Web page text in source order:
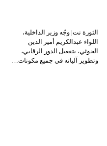
الثورة نت| وجّه وزير الداخلية،
اللواء عبدالكريم أمير الدين
الحوثي، بتفعيل الدور الرقابي،
وتطوير آلياته في جميع مكونات…